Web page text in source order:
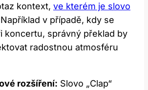
kontext, ve kterém je ‌slovo
v případě,​ kdy se⁤
koncertu, ‌správný překlad by
radostnou atmosféru
rozšíření: Slovo „Clap“⁢